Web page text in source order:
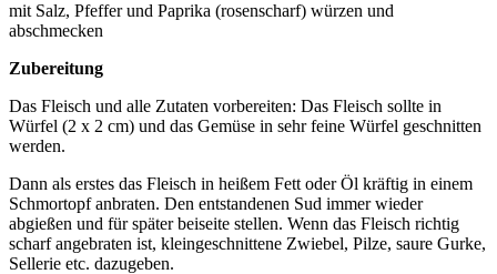
mit Salz, Pfeffer und Paprika (rosenscharf) würzen und
abschmecken
Zubereitung
Das Fleisch und alle Zutaten vorbereiten: Das Fleisch sollte in
Würfel (2 x 2 cm) und das Gemüse in sehr feine Würfel geschnitten
werden.
Dann als erstes das Fleisch in heißem Fett oder Öl kräftig in einem
Schmortopf anbraten. Den entstandenen Sud immer wieder
abgießen und für später beiseite stellen. Wenn das Fleisch richtig
scharf angebraten ist, kleingeschnittene Zwiebel, Pilze, saure Gurke,
Sellerie etc. dazugeben.